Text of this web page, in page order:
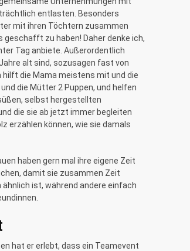
entlasten. Besonders
mit ihren Töchtern zusammen
zu haben! Daher denke ich,
Tag anbiete. Außerordentlich
alt sind, sozusagen fast von
hilft die Mama meistens mit und die
die Mütter 2 Puppen, und helfen
selbst hergestellten
die sie ab jetzt immer begleiten
erzählen können, wie sie damals
haben gern mal ihre eigene Zeit
damit sie zusammen Zeit
ist, während andere einfach
hat er erlebt, dass ein Teamevent